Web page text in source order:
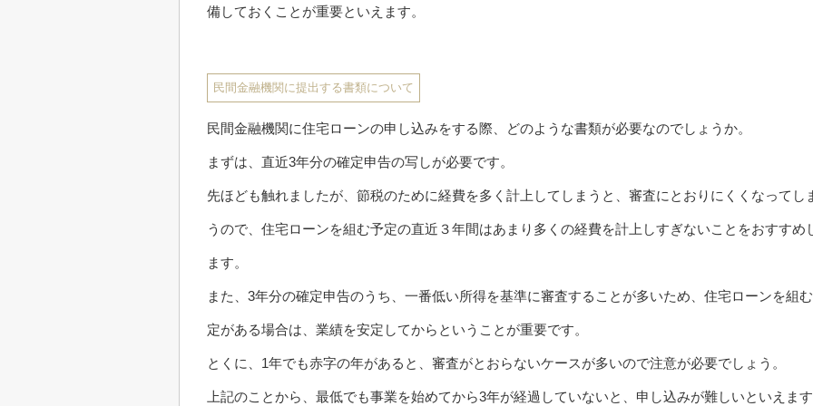
備しておくことが重要といえます。
民間金融機関に提出する書類について
民間金融機関に住宅ローンの申し込みをする際、どのような書類が必要なのでしょうか。
まずは、直近3年分の確定申告の写しが必要です。
先ほども触れましたが、節税のために経費を多く計上してしまうと、審査にとおりにくくなってし
うので、住宅ローンを組む予定の直近３年間はあまり多くの経費を計上しすぎないことをおすすめ
ます。
また、3年分の確定申告のうち、一番低い所得を基準に審査することが多いため、住宅ローンを組
定がある場合は、業績を安定してからということが重要です。
とくに、1年でも赤字の年があると、審査がとおらないケースが多いので注意が必要でしょう。
上記のことから、最低でも事業を始めてから3年が経過していないと、申し込みが難しいといえます